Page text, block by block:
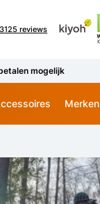
3125 reviews
mogelijk
Merken